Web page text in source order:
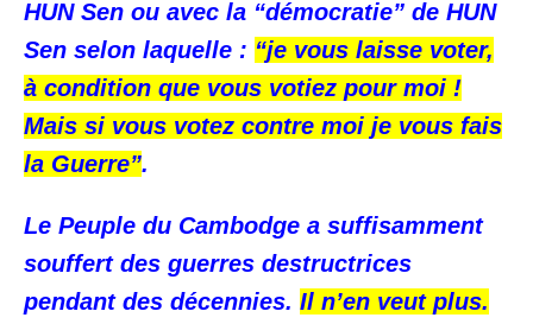
HUN Sen ou avec la “démocratie” de HUN
Sen selon laquelle : “je vous laisse voter,
à condition que vous votiez pour moi !
Mais si vous votez contre moi je vous fais
la Guerre”.
Le Peuple du Cambodge a suffisamment
souffert des guerres destructrices
pendant des décennies. Il n’en veut plus.